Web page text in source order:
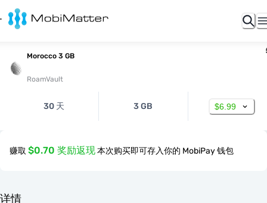
Morocco 3 GB
RoamVault
30 天 3 GB $6.99
赚取 $0.70 奖励返现本次购买即可存入你的 MobiPay 钱包
详情